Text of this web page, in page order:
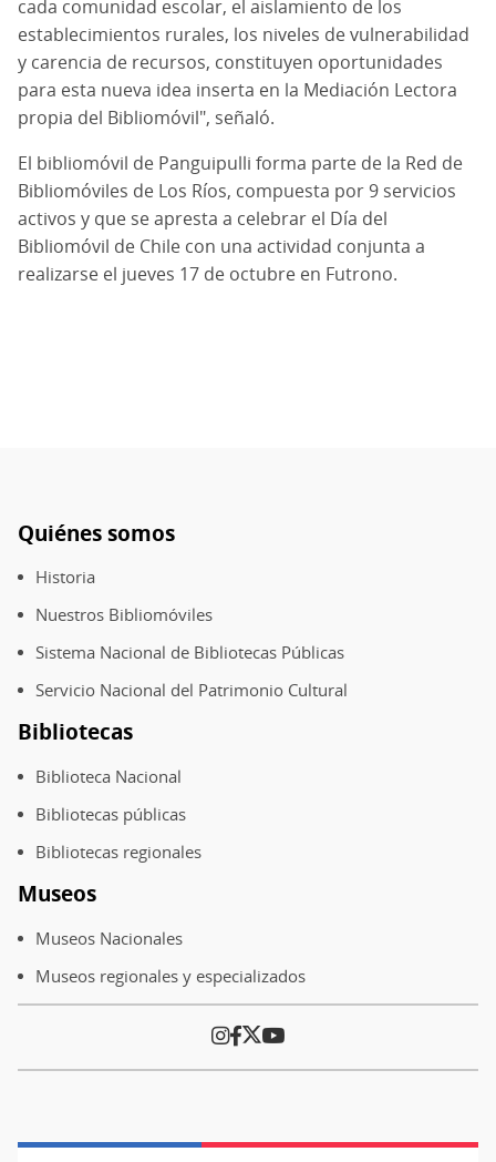
cada comunidad escolar, el aislamiento de los
establecimientos rurales, los niveles de vulnerabilidad
y carencia de recursos, constituyen oportunidades
para esta nueva idea inserta en la Mediación Lectora
propia del Bibliomóvil", señaló.
El bibliomóvil de Panguipulli forma parte de la Red de
Bibliomóviles de Los Ríos, compuesta por 9 servicios
activos y que se apresta a celebrar el Día del
Bibliomóvil de Chile con una actividad conjunta a
realizarse el jueves 17 de octubre en Futrono.
Pie
de
página
Quiénes somos
Historia
Nuestros Bibliomóviles
Sistema Nacional de Bibliotecas Públicas
Servicio Nacional del Patrimonio Cultural
Bibliotecas
Biblioteca Nacional
Bibliotecas públicas
Bibliotecas regionales
Museos
Museos Nacionales
Museos regionales y especializados